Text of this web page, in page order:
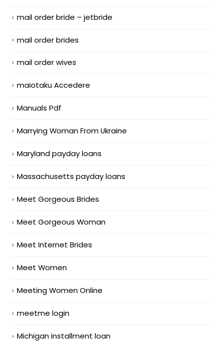
mail order bride – jetbride
mail order brides
mail order wives
maiotaku Accedere
Manuals Pdf
Marrying Woman From Ukraine
Maryland payday loans
Massachusetts payday loans
Meet Gorgeous Brides
Meet Gorgeous Woman
Meet Internet Brides
Meet Women
Meeting Women Online
meetme login
Michigan installment loan